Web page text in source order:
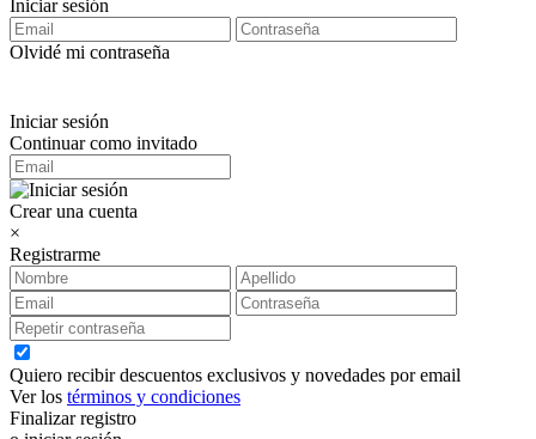
Iniciar sesión
Olvidé mi contraseña
Iniciar sesión
Continuar como invitado
Crear una cuenta
×
Registrarme
Quiero recibir descuentos exclusivos y novedades por email
Ver los términos y condiciones
Finalizar registro